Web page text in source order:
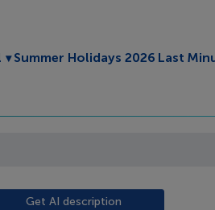
Toggle submenu
Summer Holidays 2026 Last
Get AI description